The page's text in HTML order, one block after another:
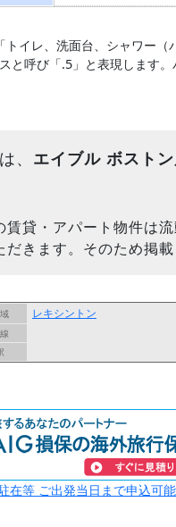
イレ、洗面台、シャワー（
と呼び「.5」と表現します
、 エイブル ボスト
賃貸・アパート物件は
だきます。そのため掲
レキシントン
在等 ご出発当日まで申込可能